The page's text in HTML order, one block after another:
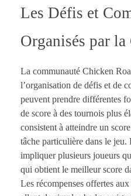
Les Défis et
Organisés par
La communauté Chicken
l’organisation de défis et de
peuvent prendre différentes
de score à des tournois plus
consistent à atteindre un
tâche particulière dans le
impliquer plusieurs joueurs
qui obtient le meilleur score
Les récompenses offertes